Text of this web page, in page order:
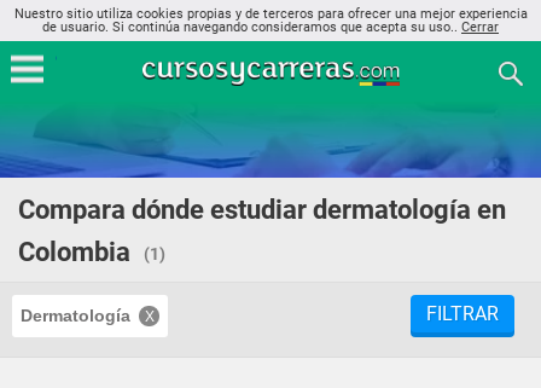
Nuestro sitio utiliza cookies propias y de terceros para ofrecer una mejor experiencia
de usuario. Si continúa navegando consideramos que acepta su uso.. Cerrar
Compara dónde estudiar dermatología en
Colombia
(1)
Dermatología FILTRAR